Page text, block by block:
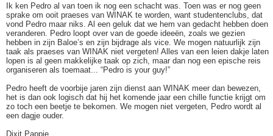
Ik ken Pedro al van toen ik nog een schacht was. Toen was er nog geen
sprake om ooit praeses van WINAK te worden, want studentenclubs, dat
vond Pedro maar niks. Al een geluk dat we hem van gedacht hebben doen
veranderen. Pedro loopt over van de goede ideeën, zoals we gezien
hebben in zijn Baloe’s en zijn bijdrage als vice. We mogen natuurlijk zijn
taak als praeses van WINAK niet vergeten! Alles van een leien dakje laten
lopen is al geen makkelijke taak op zich, maar dan nog een epische reis
organiseren als toemaat... “Pedro is your guy!”
Pedro heeft de voorbije jaren zijn dienst aan WINAK meer dan bewezen,
het is dan ook logisch dat hij het komende jaar een chille functie krijgt om
zo toch een beetje te bekomen. We mogen niet vergeten, Pedro wordt al
een dagje ouder.
Dixit Pappie